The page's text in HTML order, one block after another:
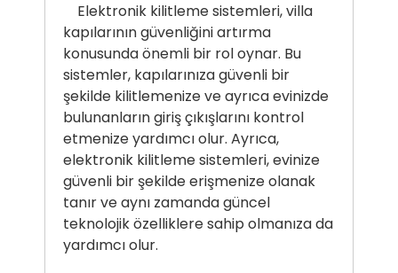
Elektronik kilitleme sistemleri, villa
kapılarının güvenliğini artırma
konusunda önemli bir rol oynar. Bu
sistemler, kapılarınıza güvenli bir
şekilde kilitlemenize ve ayrıca evinizde
bulunanların giriş çıkışlarını kontrol
etmenize yardımcı olur. Ayrıca,
elektronik kilitleme sistemleri, evinize
güvenli bir şekilde erişmenize olanak
tanır ve aynı zamanda güncel
teknolojik özelliklere sahip olmanıza da
yardımcı olur.